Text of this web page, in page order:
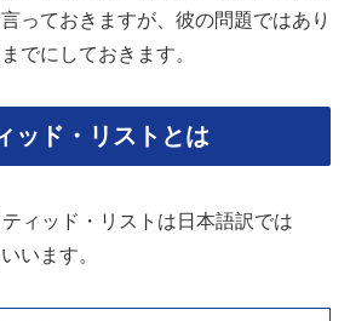
っておきますが、彼の問題ではあり
でにしておきます。
ッド・リストとは
ィッド・リストは日本語訳では
います。